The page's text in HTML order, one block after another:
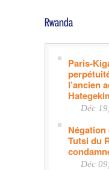
Paris-
l’ancien
Déc
Tutsi du
Déc